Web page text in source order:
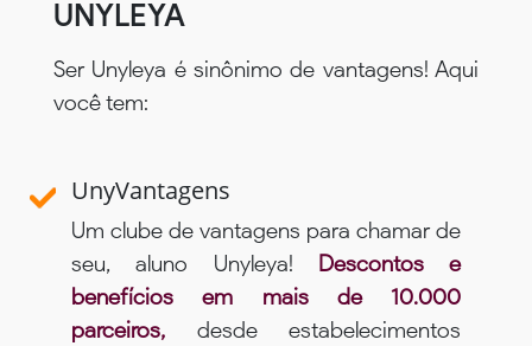
UNYLEYA
Ser Unyleya é sinônimo de vantagens! Aqui
você tem:
UnyVantagens
Um clube de vantagens para chamar de
seu, aluno Unyleya! Descontos e
benefícios em mais de 10.000
parceiros, desde estabelecimentos